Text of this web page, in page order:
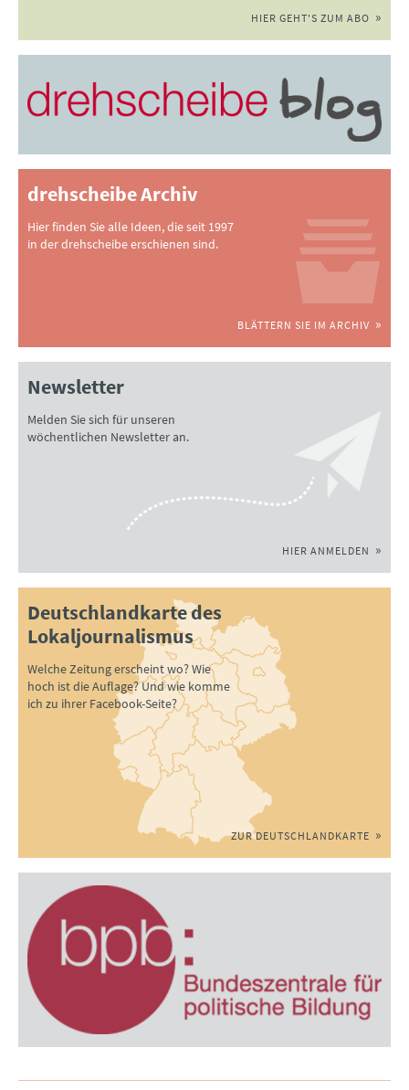
HIER GEHT'S ZUM ABO
drehscheibe Archiv
Hier finden Sie alle Ideen, die seit 1997
in der drehscheibe erschienen sind.
BLÄTTERN SIE IM ARCHIV
Newsletter
Melden Sie sich für unseren
wöchentlichen Newsletter an.
HIER ANMELDEN
Deutschlandkarte des
Lokaljournalismus
Welche Zeitung erscheint wo? Wie
hoch ist die Auflage? Und wie komme
ich zu ihrer Facebook-Seite?
ZUR DEUTSCHLANDKARTE